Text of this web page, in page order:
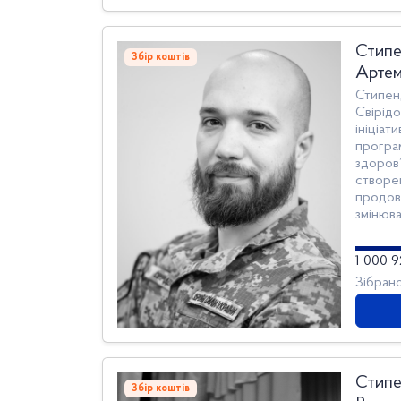
Збір коштів
також
1 000
Збір коштів